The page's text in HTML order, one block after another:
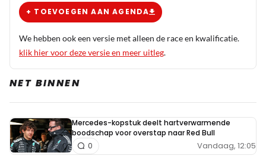
+ TOEVOEGEN AAN AGENDA
We hebben ook een versie met alleen de race en kwalificatie.
klik hier voor deze versie en meer uitleg.
NET BINNEN
Mercedes-kopstuk deelt hartverwarmende
boodschap voor overstap naar Red Bull
Vandaag, 12:05
0